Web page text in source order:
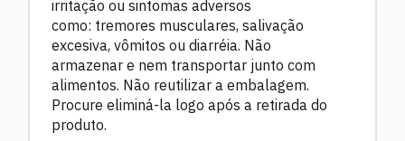
irritação ou sintomas adversos
como: tremores musculares, salivação
excesiva, vômitos ou diarréia. Não
armazenar e nem transportar junto com
alimentos. Não reutilizar a embalagem.
Procure eliminá-la logo após a retirada do
produto.